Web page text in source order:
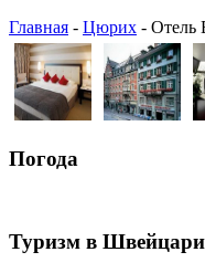
Главная - Цюрих - Отель
Погода
Туризм в